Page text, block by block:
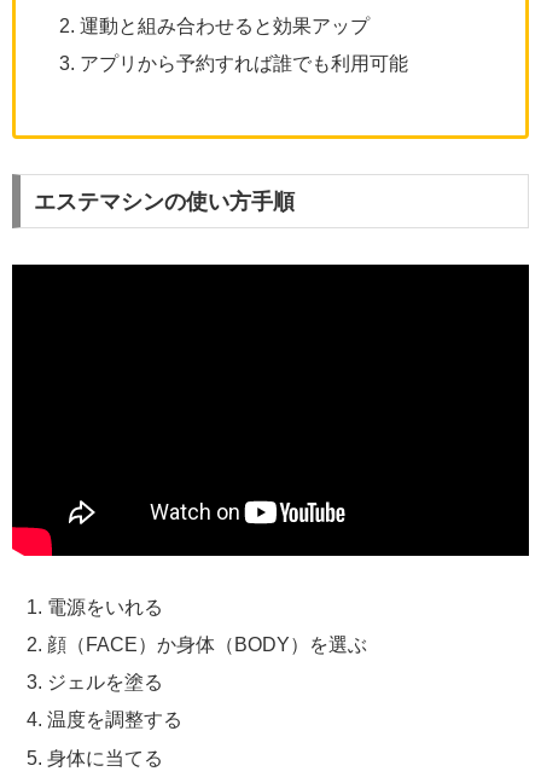
運動と組み合わせると効果アップ
アプリから予約すれば誰でも利用可能
エステマシンの使い方手順
電源をいれる
顔（FACE）か身体（BODY）を選ぶ
ジェルを塗る
温度を調整する
身体に当てる